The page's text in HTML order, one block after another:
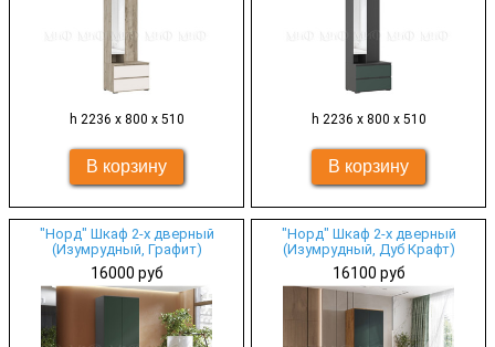
h 2236 х 800 х 510 h 2236 х 800 х 510
"Норд" Шкаф 2-х дверный
(Изумрудный, Графит)
16000 руб
"Норд" Шкаф 2-х дверный
(Изумрудный, Дуб Крафт)
16100 руб